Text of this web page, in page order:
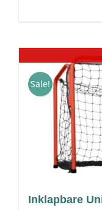
Sale!
Inklapbare